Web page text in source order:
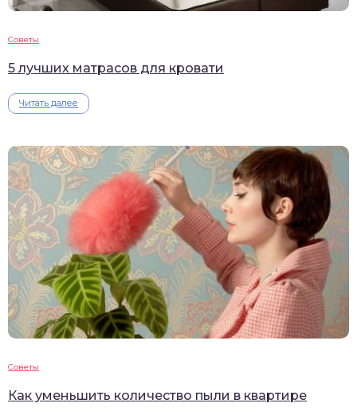
Советы
5 лучших матрасов для кровати
Читать далее
Советы
Как уменьшить количество пыли в квартире